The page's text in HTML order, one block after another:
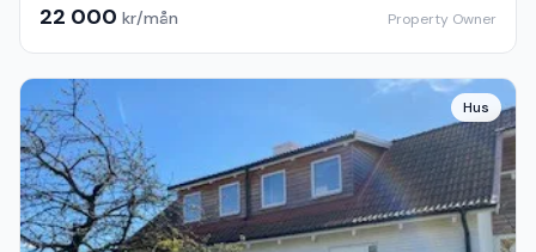
22 000 kr/mån Property Owner
Hus